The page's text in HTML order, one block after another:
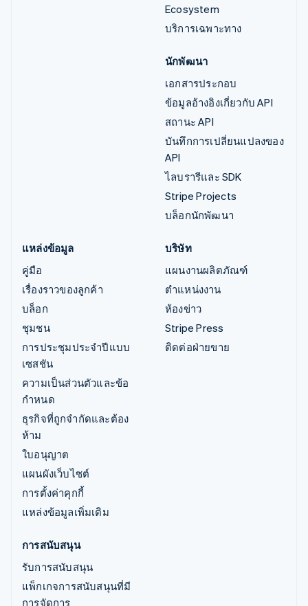
Ecosystem
บริการเฉพาะทาง
นักพัฒนา
เอกสารประกอบ
ข้อมูลอ้างอิงเกี่ยวกับ API
สถานะ API
บันทึกการเปลี่ยนแปลงของ
API
ไลบรารีและ SDK
Stripe Projects
บล็อกนักพัฒนา
แหล่งข้อมูล
คู่มือ
เรื่องราวของลูกค้า
บล็อก
ชุมชน
การประชุมประจำปีแบบ
เซสชัน
ความเป็นส่วนตัวและข้อ
กำหนด
ธุรกิจที่ถูกจำกัดและต้อง
ห้าม
ใบอนุญาต
แผนผังเว็บไซต์
การตั้งค่าคุกกี้
แหล่งข้อมูลเพิ่มเติม
บริษัท
แผนงานผลิตภัณฑ์
ตำแหน่งงาน
ห้องข่าว
Stripe Press
ติดต่อฝ่ายขาย
การสนับสนุน
รับการสนับสนุน
แพ็กเกจการสนับสนุนที่มี
การจัดการ